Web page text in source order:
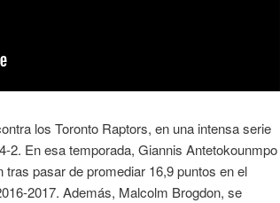
los Toronto Raptors, en una intensa serie
2. En esa temporada, Giannis Antetokounmpo
pasar de promediar 16,9 puntos en el
2017. Además, Malcolm Brogdon, se